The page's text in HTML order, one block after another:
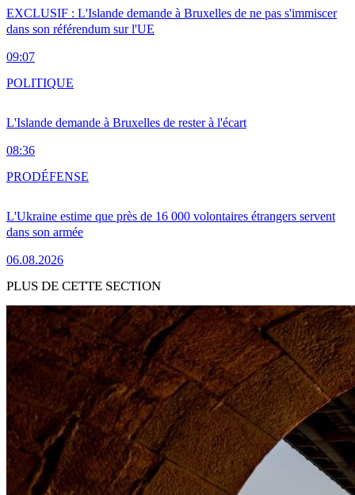
EXCLUSIF : L'Islande demande à Bruxelles de ne pas s'immiscer
dans son référendum sur l'UE
09:07
L'Islande demande à Bruxelles de rester à l'écart
08:36
POLITIQUE
L'Ukraine estime que près de 16 000 volontaires étrangers servent
dans son armée
06.08.2026
PRODÉFENSE
PLUS DE CETTE SECTION